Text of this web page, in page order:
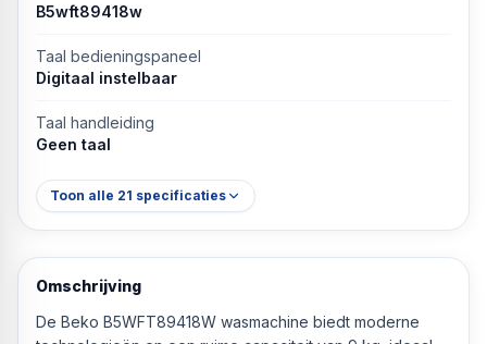
B5wft89418w
Taal bedieningspaneel
Digitaal instelbaar
Taal handleiding
Geen taal
Toon alle 21 specificaties
Omschrijving
De Beko B5WFT89418W wasmachine biedt moderne